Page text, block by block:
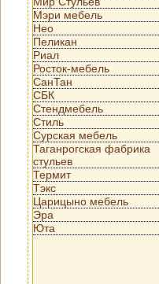
Мэри мебель
Нео
Пеликан
Риал
Росток-мебель
СанТан
СБК
Стендмебель
Стиль
Сурская мебель
Таганрогская фабрика
стульев
Термит
Тэкс
Царицыно мебель
Эра
Юта